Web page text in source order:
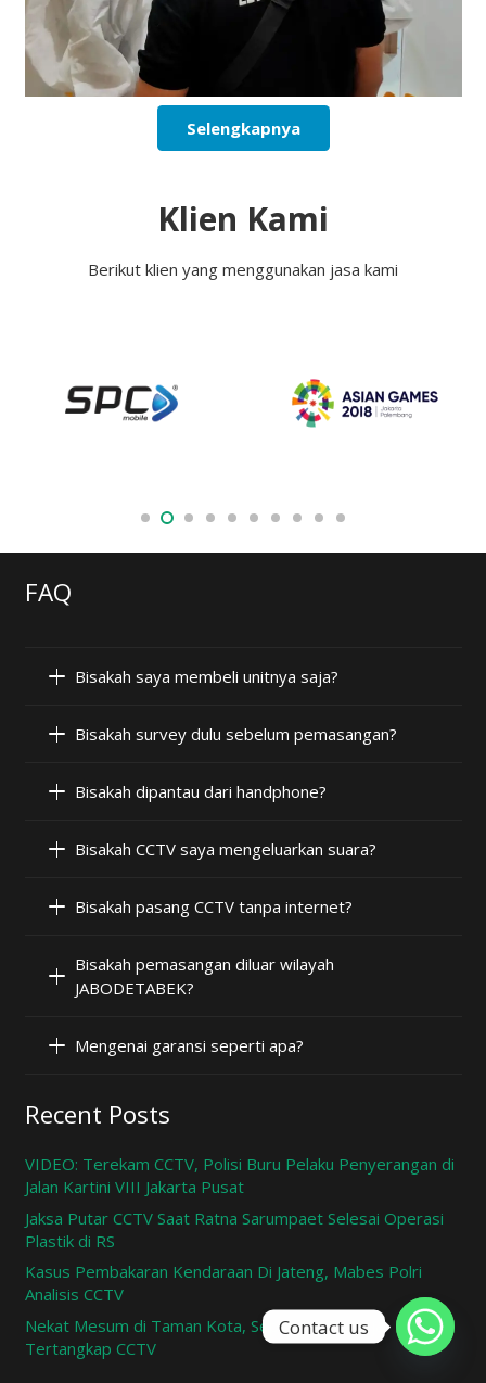
Selengkapnya
Klien Kami
Berikut klien yang menggunakan jasa kami
FAQ
Bisakah saya membeli unitnya saja?
Bisakah survey dulu sebelum pemasangan?
Bisakah dipantau dari handphone?
Bisakah CCTV saya mengeluarkan suara?
Bisakah pasang CCTV tanpa internet?
Bisakah pemasangan diluar wilayah
JABODETABEK?
Mengenai garansi seperti apa?
Recent Posts
VIDEO: Terekam CCTV, Polisi Buru Pelaku Penyerangan di
Jalan Kartini VIII Jakarta Pusat
Jaksa Putar CCTV Saat Ratna Sarumpaet Selesai Operasi
Plastik di RS
Kasus Pembakaran Kendaraan Di Jateng, Mabes Polri
Analisis CCTV
Nekat Mesum di Taman Kota, Sepasang Remaja
Tertangkap CCTV
Contact us